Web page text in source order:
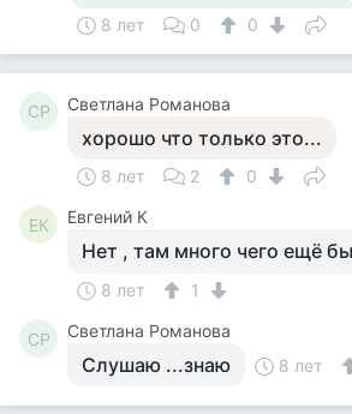
8 лет 0 0
СР Светлана Романова
хорошо что только это...
8 лет 2 0
ЕК Евгений К
Нет , там много чего ещё
8 лет 1
СР Светлана Романова
Слушаю ...знаю 8 лет